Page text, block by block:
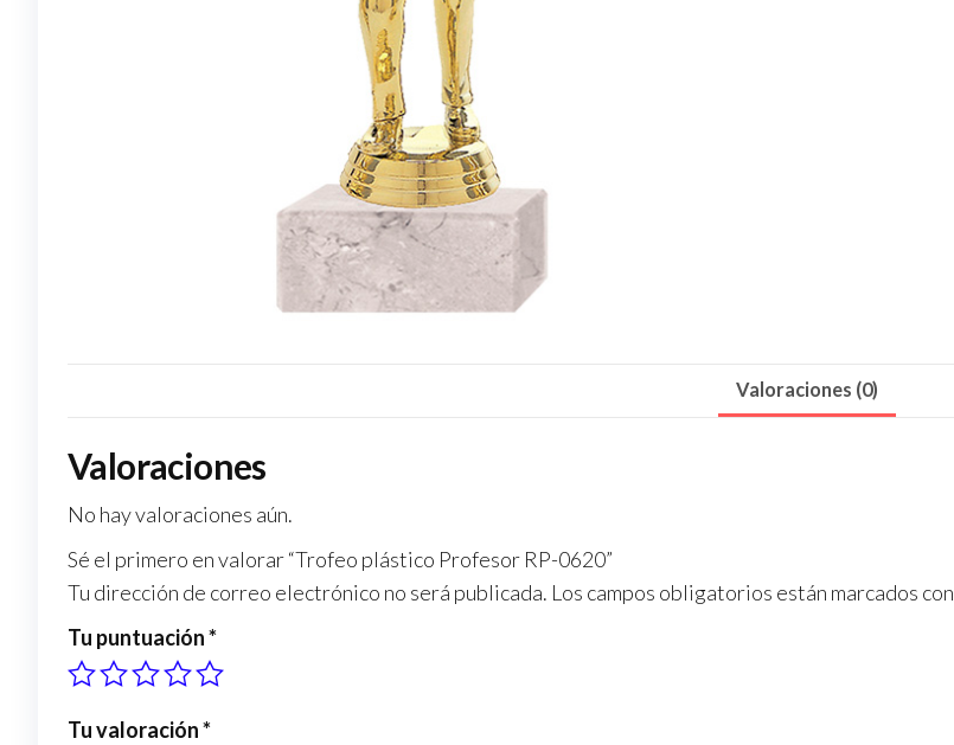
Valoraciones (0)
Valoraciones
No hay valoraciones aún.
Sé el primero en valorar “Trofeo plástico Profesor RP-0620”
Tu dirección de correo electrónico no será publicada. Los campos obligatorios están marcados con
Tu puntuación*
Tu valoración*